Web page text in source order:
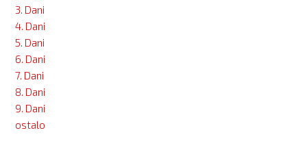
3. Dani
4. Dani
5. Dani
6. Dani
7. Dani
8. Dani
9. Dani
ostalo